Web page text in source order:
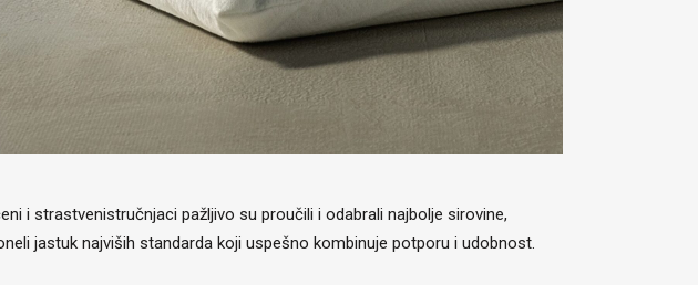
i strastvenistručnjaci pažljivo su proučili i odabrali najbolje sirovine,
jastuk najviših standarda koji uspešno kombinuje potporu i udobnost.